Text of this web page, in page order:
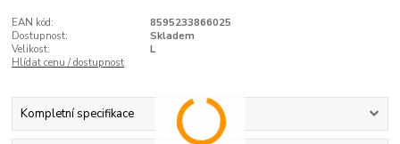
EAN kód:
8595233866025
Dostupnost:
Skladem
Velikost:
L
Hlídat cenu / dostupnost
Kompletní specifikace